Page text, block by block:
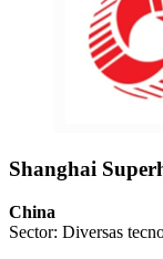
Shanghai
China
Sector: Diversas